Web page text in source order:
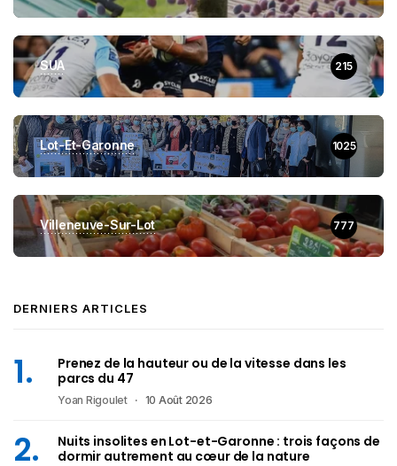
SUA 215
Lot-Et-Garonne 1025
Villeneuve-Sur-Lot 777
DERNIERS ARTICLES
Prenez de la hauteur ou de la vitesse dans les
parcs du 47
Yoan Rigoulet 10 Août 2026
Nuits insolites en Lot-et-Garonne : trois façons de
dormir autrement au cœur de la nature